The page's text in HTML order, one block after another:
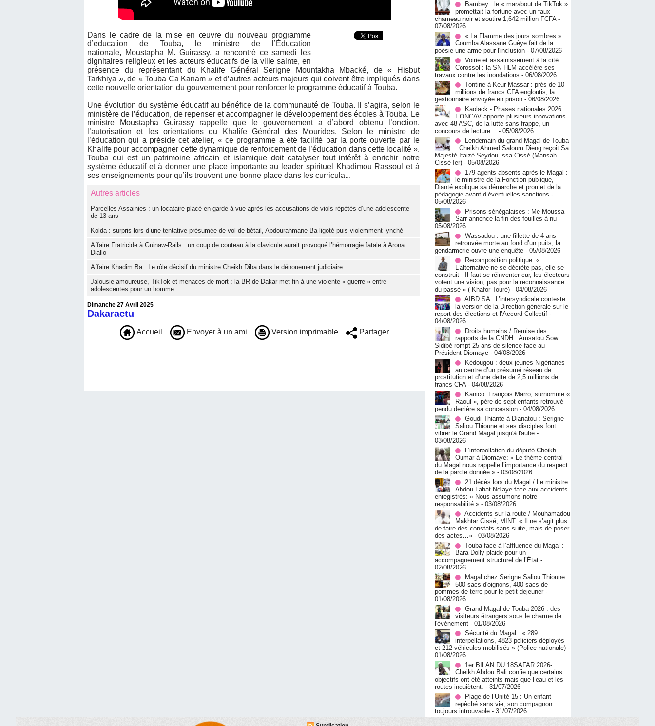
Dans le cadre de la mise en œuvre du nouveau programme
d’éducation de Touba, le ministre de l’Éducation
nationale, Moustapha M. Guirassy, a rencontré ce samedi les
dignitaires religieux et les acteurs éducatifs de la ville sainte, en
présence du représentant du Khalife Général Serigne Mountakha Mbacké, de « Hisbut
Tarkhiya », de « Touba Ca Kanam » et d’autres acteurs majeurs qui doivent être impliqués dans
cette nouvelle orientation du gouvernement pour renforcer le programme éducatif à Touba.
Une évolution du système éducatif au bénéfice de la communauté de Touba. Il s’agira, selon le
ministère de l’éducation, de repenser et accompagner le développement des écoles à Touba. Le
ministre Moustapha Guirassy rappelle que le gouvernement a d’abord obtenu l’onction,
l’autorisation et les orientations du Khalife Général des Mourides. Selon le ministre de
l’éducation qui a présidé cet atelier, « ce programme a été facilité par la porte ouverte par le
Khalife pour accompagner cette dynamique de renforcement de l’éducation dans cette localité ».
Touba qui est un patrimoine africain et islamique doit catalyser tout intérêt à enrichir notre
système éducatif et à donner une place importante au leader spirituel Khadimou Rassoul et à
ses enseignements pour qu’ils trouvent une bonne place dans les curricula...
Autres articles
Parcelles Assainies : un locataire placé en garde à vue après les accusations de viols répétés d’une adolescente
de 13 ans
Kolda : surpris lors d’une tentative présumée de vol de bétail, Abdourahmane Ba ligoté puis violemment lynché
Affaire Fratricide à Guinaw-Rails : un coup de couteau à la clavicule aurait provoqué l’hémorragie fatale à Arona
Diallo
Affaire Khadim Ba : Le rôle décisif du ministre Cheikh Diba dans le dénouement judiciaire
Jalousie amoureuse, TikTok et menaces de mort : la BR de Dakar met fin à une violente « guerre » entre
adolescentes pour un homme
Dimanche 27 Avril 2025
Dakaractu
Accueil Envoyer à un ami Version imprimable Partager
Bambey : le « marabout de TikTok »
promettait la fortune avec un faux
chameau noir et soutire 1,642 million FCFA -
07/08/2026
« La Flamme des jours sombres » :
Coumba Alassane Guèye fait de la
poésie une arme pour l'inclusion - 07/08/2026
Voirie et assainissement à la cité
Corossol : la SN HLM accélère ses
travaux contre les inondations - 06/08/2026
Tontine à Keur Massar : près de 10
millions de francs CFA engloutis, la
gestionnaire envoyée en prison - 06/08/2026
Kaolack - Phases nationales 2026 :
L’ONCAV apporte plusieurs innovations
avec 48 ASC, de la lutte sans frappe, un
concours de lecture… - 05/08/2026
Lendemain du grand Magal de Touba
: Cheikh Ahmed Saloum Dieng reçoit Sa
Majesté Ifaizé Seydou Issa Cissé (Mansah
Cissé Ier) - 05/08/2026
179 agents absents après le Magal :
le ministre de la Fonction publique,
Dianté explique sa démarche et promet de la
pédagogie avant d’éventuelles sanctions -
05/08/2026
Prisons sénégalaises : Me Moussa
Sarr annonce la fin des fouilles à nu -
05/08/2026
Wassadou : une fillette de 4 ans
retrouvée morte au fond d’un puits, la
gendarmerie ouvre une enquête - 05/08/2026
Recomposition politique: «
L’alternative ne se décrète pas, elle se
construit ! Il faut se réinventer car, les électeurs
votent une vision, pas pour la reconnaissance
du passé » ( Khafor Touré) - 04/08/2026
AIBD SA : L’intersyndicale conteste
la version de la Direction générale sur le
report des élections et l’Accord Collectif -
04/08/2026
Droits humains / Remise des
rapports de la CNDH : Amsatou Sow
Sidibé rompt 25 ans de silence face au
Président Diomaye - 04/08/2026
Kédougou : deux jeunes Nigérianes
au centre d’un présumé réseau de
prostitution et d’une dette de 2,5 millions de
francs CFA - 04/08/2026
Kanico: François Marro, surnommé «
Raoul », père de sept enfants retrouvé
pendu derrière sa concession - 04/08/2026
Goudi Thiante à Dianatou : Serigne
Saliou Thioune et ses disciples font
vibrer le Grand Magal jusqu'à l'aube -
03/08/2026
L’interpellation du député Cheikh
Oumar à Diomaye: « Le thème central
du Magal nous rappelle l’importance du respect
de la parole donnée » - 03/08/2026
21 décès lors du Magal / Le ministre
Abdou Lahat Ndiaye face aux accidents
enregistrés: « Nous assumons notre
responsabilité » - 03/08/2026
Accidents sur la route / Mouhamadou
Makhtar Cissé, MINT: « Il ne s’agit plus
de faire des constats sans suite, mais de poser
des actes…» - 03/08/2026
Touba face à l’affluence du Magal :
Bara Dolly plaide pour un
accompagnement structurel de l’État -
02/08/2026
Magal chez Serigne Saliou Thioune :
500 sacs d'oignons, 400 sacs de
pommes de terre pour le petit dejeuner -
01/08/2026
Grand Magal de Touba 2026 : des
visiteurs étrangers sous le charme de
l'événement - 01/08/2026
Sécurité du Magal : « 289
interpellations, 4823 policiers déployés
et 212 véhicules mobilisés » (Police nationale) -
01/08/2026
1er BILAN DU 18SAFAR 2026-
Cheikh Abdou Bali confie que certains
objectifs ont été atteints mais que l’eau et les
routes inquiètent. - 31/07/2026
Plage de l’Unité 15 : Un enfant
repêché sans vie, son compagnon
toujours introuvable - 31/07/2026